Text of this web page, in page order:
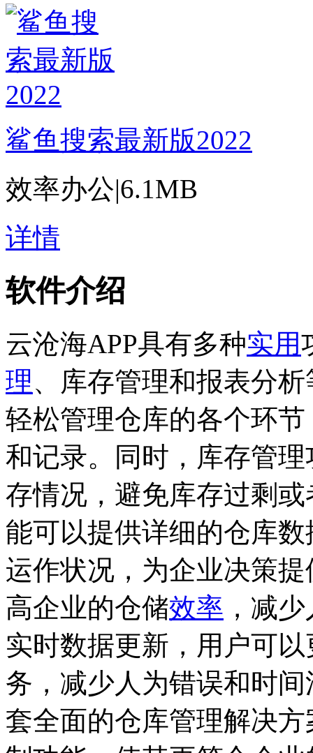
鲨鱼搜索最新版2022
效率办公|6.1MB
详情
软件介绍
云沧海APP具有多种实用
理、库存管理和报表分
轻松管理仓库的各个环
和记录。同时，库存管
存情况，避免库存过剩
能可以提供详细的仓库
运作状况，为企业决策
高企业的仓储效率 ，减
实时数据更新，用户可
务，减少人为错误和时
套全面的仓库管理解决